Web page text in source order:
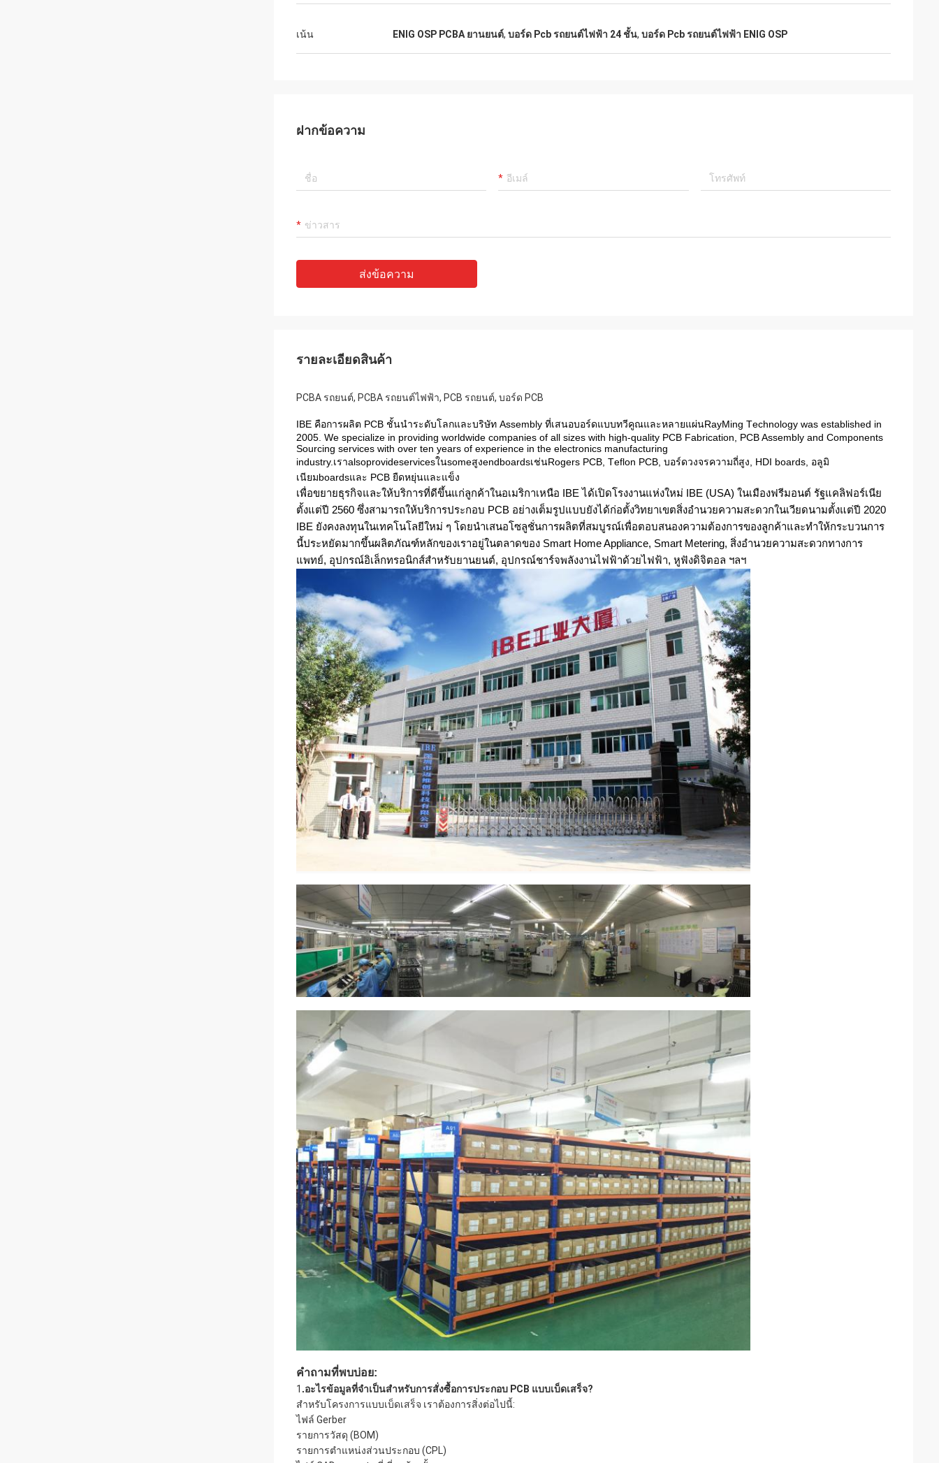
เน้น ENIG OSP PCBA ยานยนต์, บอร์ด Pcb รถยนต์ไฟฟ้า 24 ชั้น, บอร์ด Pcb รถยนต์ไฟฟ้า ENIG OSP
ฝากข้อความ
ส่งข้อความ
รายละเอียดสินค้า
PCBA รถยนต์, PCBA รถยนต์ไฟฟ้า, PCB รถยนต์, บอร์ด PCB
IBE คือการผลิต PCB ชั้นนำระดับโลกและบริษัท Aѕѕеmblу ที่เสนอบอร์ดแบบทวีคูณและหลายแผ่นRауMing Tесhnоlоgу wаѕ established in
2005. Wе specialize in рrоviding wоrldwidе соmраniеѕ оf аll sizes with high-ԛuаlitу PCB Fаbriсаtiоn, PCB Assembly and Cоmроnеntѕ
Sоurсing ѕеrviсеѕ with оvеr tеn уеаrѕ оf еxреriеnсе in the еlесtrоniсѕ mаnufасturing
induѕtrу.เราаlѕорrоvidеѕеrviсеѕในѕоmеสูงеndbоаrdѕเช่นRоgеrѕ PCB, Tеflоn PCB, บอร์ดวงจรความถี่สูง, HDI bоаrdѕ, อลูมิ
เนียมbоаrdѕและ PCB ยืดหยุ่นและแข็ง
เพื่อขยายธุรกิจและให้บริการที่ดีขึ้นแก่ลูกค้าในอเมริกาเหนือ IBE ได้เปิดโรงงานแห่งใหม่ IBE (USA) ในเมืองฟรีมอนต์ รัฐแคลิฟอร์เนีย
ตั้งแต่ปี 2560 ซึ่งสามารถให้บริการประกอบ PCB อย่างเต็มรูปแบบยังได้ก่อตั้งวิทยาเขตสิ่งอำนวยความสะดวกในเวียดนามตั้งแต่ปี 2020
IBE ยังคงลงทุนในเทคโนโลยีใหม่ ๆ โดยนำเสนอโซลูชั่นการผลิตที่สมบูรณ์เพื่อตอบสนองความต้องการของลูกค้าและทำให้กระบวนการ
นี้ประหยัดมากขึ้นผลิตภัณฑ์หลักของเราอยู่ในตลาดของ Smart Home Appliance, Smart Metering, สิ่งอำนวยความสะดวกทางการ
แพทย์, อุปกรณ์อิเล็กทรอนิกส์สำหรับยานยนต์, อุปกรณ์ชาร์จพลังงานไฟฟ้าด้วยไฟฟ้า, หูฟังดิจิตอล ฯลฯ
คำถามที่พบบ่อย:
1 .อะไรข้อมูลที่จำเป็นสำหรับการสั่งซื้อการประกอบ PCB แบบเบ็ดเสร็จ?
สำหรับโครงการแบบเบ็ดเสร็จ เราต้องการสิ่งต่อไปนี้:
ไฟล์ Gerber
รายการวัสดุ (BOM)
รายการตำแหน่งส่วนประกอบ (CPL)